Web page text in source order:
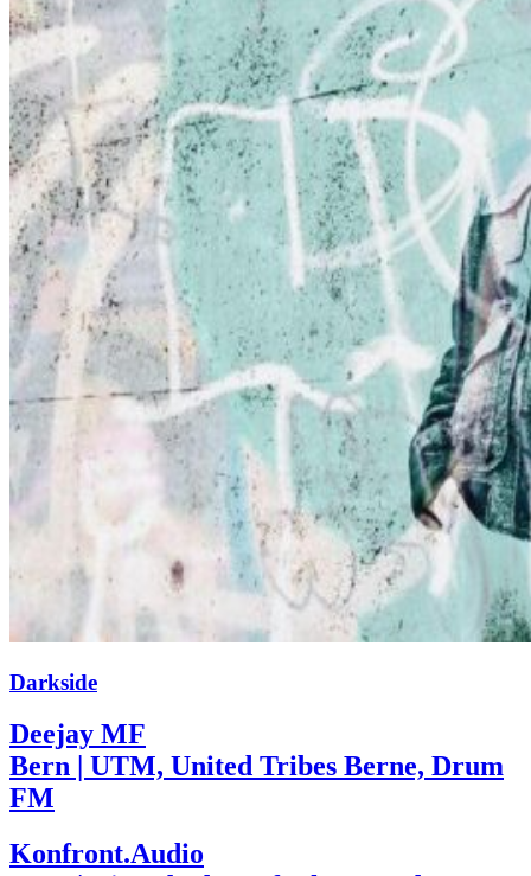
Darkside
Deejay MF
Bern | UTM, United Tribes Berne, Drum
FM
Konfront.Audio